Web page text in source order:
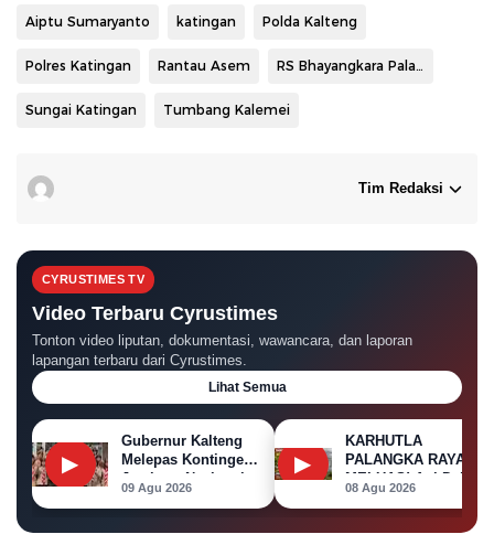
Aiptu Sumaryanto katingan Polda Kalteng
Polres Katingan Rantau Asem RS Bhayangkara Palangka Raya
Sungai Katingan Tumbang Kalemei
Tim Redaksi
CYRUSTIMES TV
Video Terbaru Cyrustimes
Tonton video liputan, dokumentasi, wawancara, dan laporan
lapangan terbaru dari Cyrustimes.
Lihat Semua
▶
Gubernur Kalteng
Melepas Kontingen
Jambore Nasional
XII 2026
09 Agu 2026
▶
KARHUTLA
PALANGKA RAYA
MELUAS! Api Dekati
Permukiman, Rumah
di Jalan Kalibata
Terbakar
08 Agu 2026